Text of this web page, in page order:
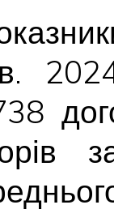
за